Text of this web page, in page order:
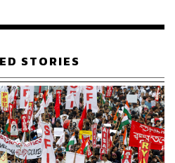
คล้องกับพฤติกรรมลูกค้าหลังโค
หรือเลือกซื้อสินค้าแบบพร้อม
ต จึงปรับกลยุทธ์ด้วยการคัด
งร้านอาหารระดับมิชลิน ไกด์
าให้เข้ามาใช้บริการอย่าง
STORIES